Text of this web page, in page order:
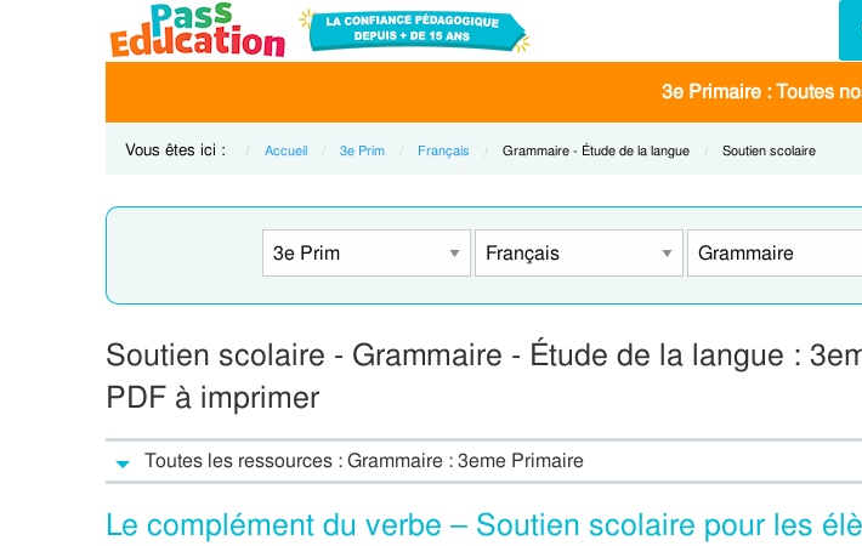
3e Primaire : Toutes
Vous êtes ici : Accueil 3e Prim Français Current:
Grammaire - Étude de la langue Current:
Soutien scolaire
Soutien scolaire - Grammaire - Étude de la langue :
PDF à imprimer
Toutes les ressources : Grammaire : 3eme Primaire
Le complément du verbe – Soutien scolaire pour les